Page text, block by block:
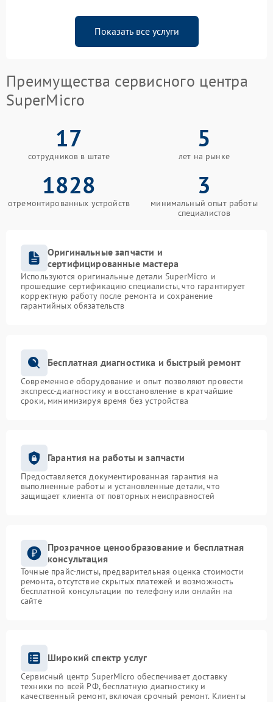
Показать все услуги
Преимущества сервисного центра
SuperMicro
17
сотрудников в штате
5
лет на рынке
1828
отремонтированных устройств
3
минимальный опыт работы
специалистов
Оригинальные запчасти и
сертифицированные мастера
Используются оригинальные детали SuperMicro и
прошедшие сертификацию специалисты, что гарантирует
корректную работу после ремонта и сохранение
гарантийных обязательств
Бесплатная диагностика и быстрый ремонт
Современное оборудование и опыт позволяют провести
экспресс-диагностику и восстановление в кратчайшие
сроки, минимизируя время без устройства
Гарантия на работы и запчасти
Предоставляется документированная гарантия на
выполненные работы и установленные детали, что
защищает клиента от повторных неисправностей
Прозрачное ценообразование и бесплатная
консультация
Точные прайс-листы, предварительная оценка стоимости
ремонта, отсутствие скрытых платежей и возможность
бесплатной консультации по телефону или онлайн на
сайте
Широкий спектр услуг
Сервисный центр SuperMicro обеспечивает доставку
техники по всей РФ, бесплатную диагностику и
качественный ремонт, включая срочный ремонт. Клиенты